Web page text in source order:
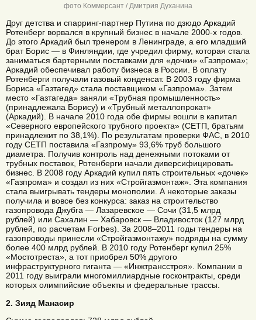
фото Коммерсант / Дмитрия Духанина
Друг детства и спарринг-партнер Путина по дзюдо Аркадий
Ротенберг ворвался в крупный бизнес в начале 2000-х годов.
До этого Аркадий был тренером в Ленинграде, а его младший
брат Борис — в Финляндии, где учредил фирму, которая стала
заниматься бартерными поставками для «дочки» «Газпрома»;
Аркадий обеспечивал работу бизнеса в России. В оплату
Ротенберги получали газовый конденсат. В 2003 году фирма
Бориса «Газтагед» стала поставщиком «Газпрома». Затем
место «Газтагеда» заняли «Трубная промышленность»
(принадлежала Борису) и «Трубный металлопрокат»
(Аркадий). В начале 2010 года обе фирмы вошли в капитал
«Северного европейского трубного проекта» (СЕТП, братьям
принадлежит по 38,1%). По результатам проверки ФАС, в 2010
году СЕТП поставила «Газпрому» 93,6% труб большого
диаметра. Получив контроль над денежными потоками от
трубных поставок, Ротенберги начали диверсифицировать
бизнес. В 2008 году Аркадий купил пять строительных «дочек»
«Газпрома» и создал из них «Стройгазмонтаж». Эта компания
стала выигрывать тендеры монополии. А некоторые заказы
получила и вовсе без конкурса: заказ на строительство
газопровода Джубга — Лазаревское — Сочи (31,5 млрд
рублей) или Сахалин — Хабаровск — Владивосток (127 млрд
рублей, по расчетам Forbes). За 2008–2011 годы тендеры на
газопроводы принесли «Стройгазмонтажу» подряды на сумму
более 400 млрд рублей. В 2010 году Ротенберг купил 25%
«Мостотреста», а тот приобрел 50% другого
инфраструктурного гиганта — «Инжтрансстроя». Компании в
2011 году выиграли многомиллиардные госконтракты, среди
которых олимпийские объекты и федеральные трассы.
2. Зияд Манасир